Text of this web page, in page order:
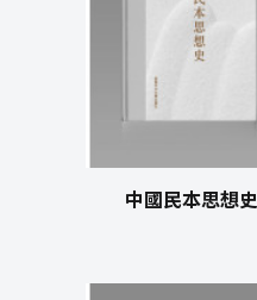
中國民本思想史